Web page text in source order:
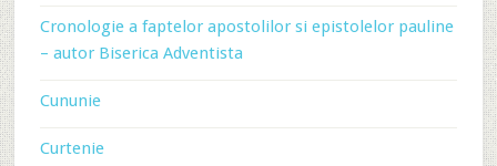
Cronologie a faptelor apostolilor si epistolelor pauline
– autor Biserica Adventista
Cununie
Curtenie